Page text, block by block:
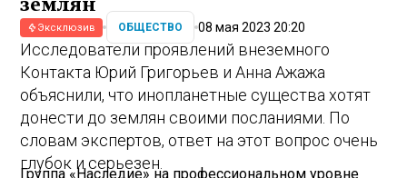
землян
Эксклюзив ОБЩЕСТВО 08 мая 2023 20:20
Исследователи проявлений внеземного
Контакта Юрий Григорьев и Анна Ажажа
объяснили, что инопланетные существа хотят
донести до землян своими посланиями. По
словам экспертов, ответ на этот вопрос очень
глубок и серьезен.
Группа «Наследие» на профессиональном уровне